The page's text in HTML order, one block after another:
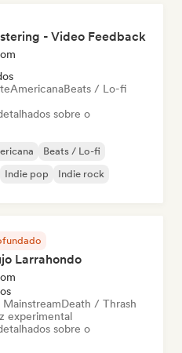
- Video Feedback
AmericanaBeats / Lo-fi
sobre o
Beats / Lo-fi
Indie pop Indie rock
Larrahondo
Death / Thrash
experimental
sobre o